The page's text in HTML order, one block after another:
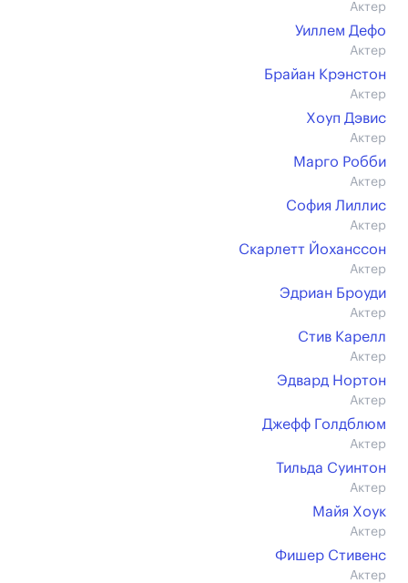
Актер
Уиллем Дефо
Актер
Брайан Крэнстон
Актер
Хоуп Дэвис
Актер
Марго Робби
Актер
София Лиллис
Актер
Скарлетт Йоханссон
Актер
Эдриан Броуди
Актер
Стив Карелл
Актер
Эдвард Нортон
Актер
Джефф Голдблюм
Актер
Тильда Суинтон
Актер
Майя Хоук
Актер
Фишер Стивенс
Актер